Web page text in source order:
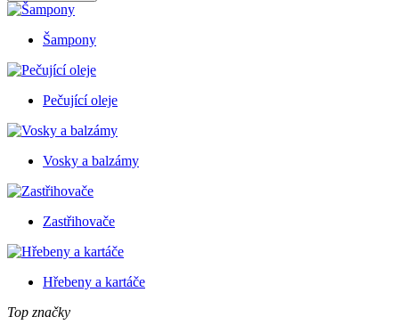
Šampony
Pečující oleje
Vosky a balzámy
Zastřihovače
Hřebeny a kartáče
Top značky